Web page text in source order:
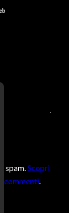
spam.Scopri
commenti.